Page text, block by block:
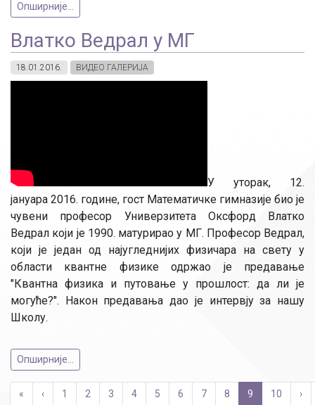
Опширније...
Влатко Ведрал у МГ
18.01.2016. ВИДЕО ГАЛЕРИЈА
У уторак, 12.
јануара 2016. године, гост Математичке гимназије био је
чувени професор Универзитета Оксфорд Влатко
Ведрал који је 1990. матурирао у МГ. Професор Ведрал,
који je један од најугледнијих физичара на свету у
области квантне физике одржао је предавање
"Квантна физика и путовање у прошлост: да ли је
могуће?". Након предавања дао је интервју за нашу
Школу.
Опширније...
« ‹ 1 2 3 4 5 6 7 8 9 10 ›